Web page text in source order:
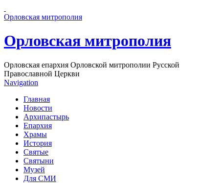
Орловская митрополия
Орловская митрополия
Орловская епархия Орловской митрополии Русской
Православной Церкви
Navigation
Главная
Новости
Архипастырь
Епархия
Храмы
История
Святые
Святыни
Музей
Для СМИ